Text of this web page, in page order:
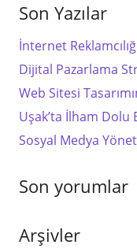
Son Yazılar
İnternet
Dijital Pazarlama
Web Sitesi
Uşak’ta İlham Dolu
Sosyal Medya
Son yorumlar
Arşivler